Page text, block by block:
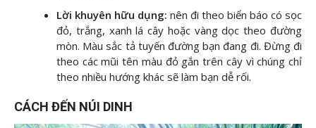
Lời khuyên hữu dụng: nên đi theo biển báo có sọc
đỏ, trắng, xanh lá cây hoặc vàng dọc theo đường
mòn. Màu sắc tả tuyến đường bạn đang đi. Đừng đi
theo các mũi tên màu đỏ gắn trên cây vì chúng chỉ
theo nhiều hướng khác sẽ làm bạn dễ rối.
CÁCH ĐẾN NÚI DINH